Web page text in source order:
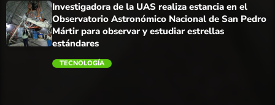
Investigadora de la UAS realiza estancia en el
Observatorio Astronómico Nacional de San Pedro
Mártir para observar y estudiar estrellas
estándares
TECNOLOGÍA